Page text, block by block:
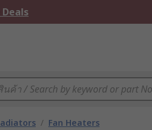
/ Fan Heaters